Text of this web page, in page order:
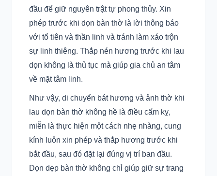
đầu để giữ nguyên trật tự phong thủy. Xin
phép trước khi dọn bàn thờ là lời thông báo
với tổ tiên và thần linh và tránh làm xáo trộn
sự linh thiêng. Thắp nén hương trước khi lau
dọn không là thủ tục mà giúp gia chủ an tâm
về mặt tâm linh.
Như vậy, di chuyển bát hương và ảnh thờ khi
lau dọn bàn thờ không hề là điều cấm kỵ,
miễn là thực hiện một cách nhẹ nhàng, cung
kính luôn xin phép và thắp hương trước khi
bắt đầu, sau đó đặt lại đúng vị trí ban đầu.
Dọn dẹp bàn thờ không chỉ giúp giữ sự trang